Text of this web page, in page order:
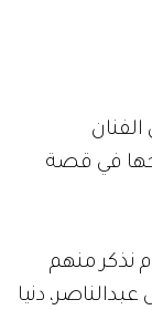
في قصة
نذكر منهم
عبدالناصر، دنيا